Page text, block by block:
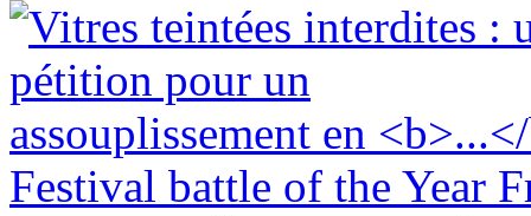
Festival battle of the Year